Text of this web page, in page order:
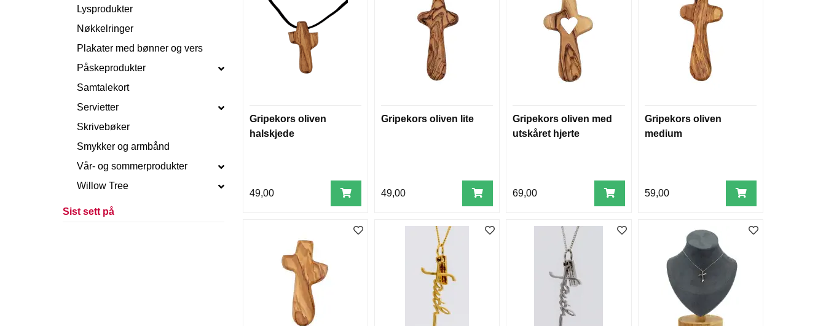
Lysprodukter
Nøkkelringer
Plakater med bønner og vers
Påskeprodukter
Samtalekort
Servietter
Skrivebøker
Smykker og armbånd
Vår- og sommerprodukter
Willow Tree
Sist sett på
Gripekors oliven
halskjede
49,00
Gripekors oliven lite
49,00
Gripekors oliven med
utskåret hjerte
69,00
Gripekors oliven
medium
59,00